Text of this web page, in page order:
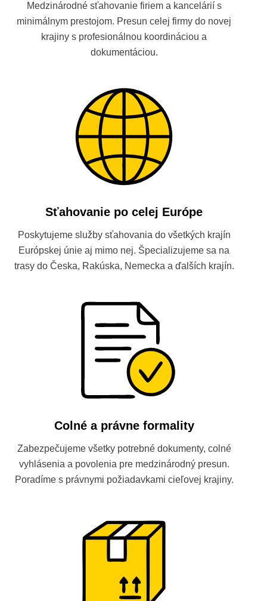
Medzinárodné sťahovanie firiem a kancelárií s
minimálnym prestojom. Presun celej firmy do novej
krajiny s profesionálnou koordináciou a
dokumentáciou.
Sťahovanie po celej Európe
Poskytujeme služby sťahovania do všetkých krajín
Európskej únie aj mimo nej. Špecializujeme sa na
trasy do Česka, Rakúska, Nemecka a ďalších krajín.
Colné a právne formality
Zabezpečujeme všetky potrebné dokumenty, colné
vyhlásenia a povolenia pre medzinárodný presun.
Poradíme s právnymi požiadavkami cieľovej krajiny.